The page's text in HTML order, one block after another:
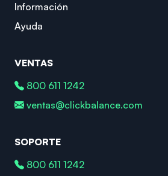
Información
Ayuda
VENTAS
800 611 1242
ventas@clickbalance.com
SOPORTE
800 611 1242